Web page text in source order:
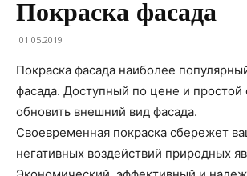
Покраска фасада
01.05.2019
Покраска фасада наиболее
фасада. Доступный по цене и простой
обновить внешний вид фасада.
Своевременная покраска сбережет
негативных воздействий природных